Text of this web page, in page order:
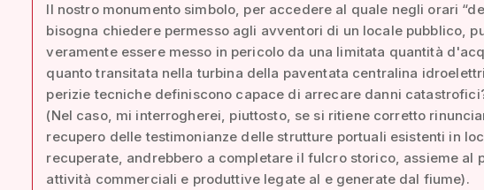
Il nostro monumento simbolo, per accedere al quale negli orari
bisogna chiedere permesso agli avventori di un locale pubblico,
veramente essere messo in pericolo da una limitata quantità
quanto transitata nella turbina della paventata centralina
perizie tecniche definiscono capace di arrecare danni
(Nel caso, mi interrogherei, piuttosto, se si ritiene corretto
recupero delle testimonianze delle strutture portuali esistenti in
recuperate, andrebbero a completare il fulcro storico, assieme al
attività commerciali e produttive legate al e generate dal fiume).